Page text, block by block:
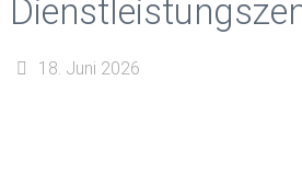
18. Juni 2026